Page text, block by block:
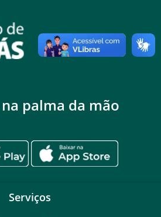
palma da mão
Serviços